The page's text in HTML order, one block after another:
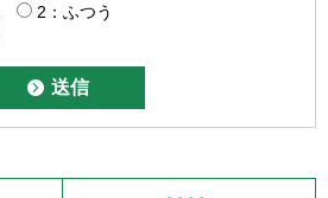
2：ふつう